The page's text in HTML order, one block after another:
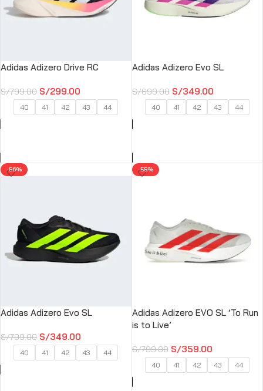
Adidas Adizero Drive RC
S/799.00 S/299.00
40 41 42 43 44
Adidas Adizero Evo SL
S/699.00 S/349.00
40 41 42 43 44
-56%
Adidas Adizero Evo SL
S/799.00 S/349.00
40 41 42 43 44
-55%
Adidas Adizero EVO SL ‘To Run
is to Live’
S/799.00 S/359.00
40 41 42 43 44